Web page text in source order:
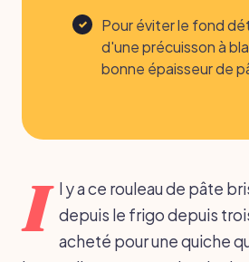
Pour éviter le fond
d'une précuisson à
bonne épaisseur de
I l y a ce rouleau de pâte
depuis le frigo depuis trois
acheté pour une quiche